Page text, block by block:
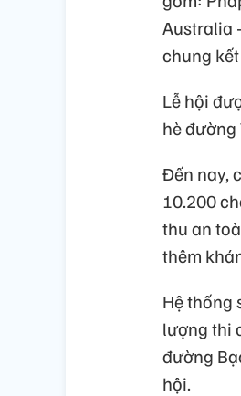
Australia
chung
Lễ hội
hè
Đến nay,
10.200
thu an
thêm
Hệ thống
lượng thi
đường
hội.